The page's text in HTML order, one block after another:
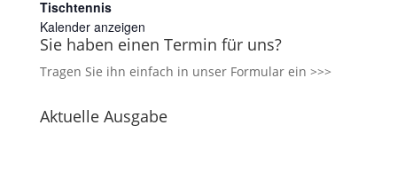
Tischtennis
Kalender anzeigen
Sie haben einen Termin für uns?
Tragen Sie ihn einfach in unser Formular ein >>>
Aktuelle Ausgabe